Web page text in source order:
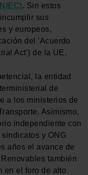
. Sin estos
sus
y europeos,
del 'Acuerdo
Act') de la UE.
la entidad
de
a los ministerios de
Asimismo,
independiente con
y ONG
años el avance de
también
en el foro de alto